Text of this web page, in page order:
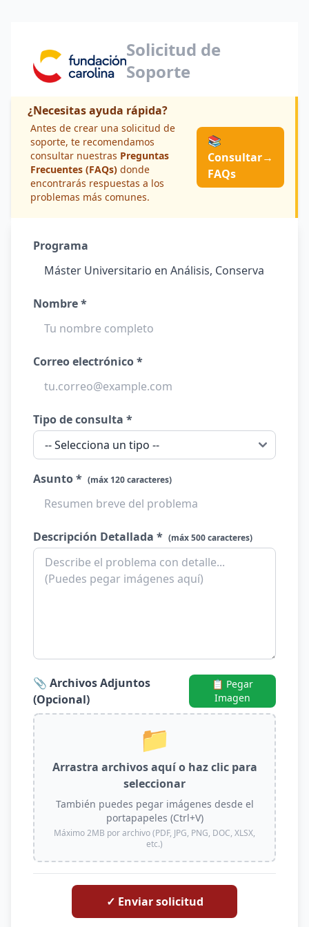
Solicitud de
Soporte
¿Necesitas ayuda rápida?
Antes de crear una solicitud de
soporte, te recomendamos
consultar nuestras Preguntas
Frecuentes (FAQs) donde
encontrarás respuestas a los
problemas más comunes.
📚
Consultar
FAQs
→
Programa
Nombre *
Correo electrónico *
Tipo de consulta *
Asunto * (máx 120 caracteres)
Descripción Detallada * (máx 500 caracteres)
📎 Archivos Adjuntos
(Opcional)
📋 Pegar
Imagen
📁
Arrastra archivos aquí o haz clic para
seleccionar
También puedes pegar imágenes desde el
portapapeles (Ctrl+V)
Máximo 2MB por archivo (PDF, JPG, PNG, DOC, XLSX,
etc.)
✓ Enviar solicitud